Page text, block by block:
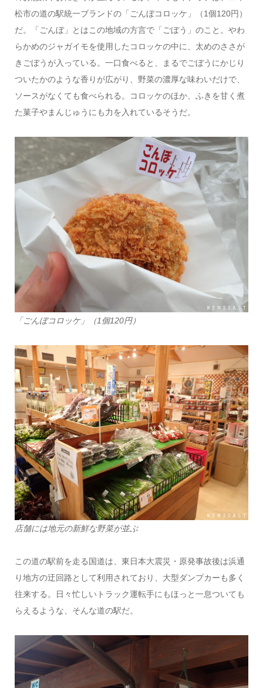
松市の道の駅統一ブランドの「ごんぼコロッケ」（1個120円）
だ。「ごんぼ」とはこの地域の方言で「ごぼう」のこと。やわ
らかめのジャガイモを使用したコロッケの中に、太めのささが
きごぼうが入っている。一口食べると、まるでごぼうにかじり
ついたかのような香りが広がり、野菜の濃厚な味わいだけで、
ソースがなくても食べられる。コロッケのほか、ふきを甘く煮
た菓子やまんじゅうにも力を入れているそうだ。
「ごんぼコロッケ」（1個120円）
店舗には地元の新鮮な野菜が並ぶ
この道の駅前を走る国道は、東日本大震災・原発事故後は浜通
り地方の迂回路として利用されており、大型ダンプカーも多く
往来する。日々忙しいトラック運転手にもほっと一息ついても
らえるような、そんな道の駅だ。